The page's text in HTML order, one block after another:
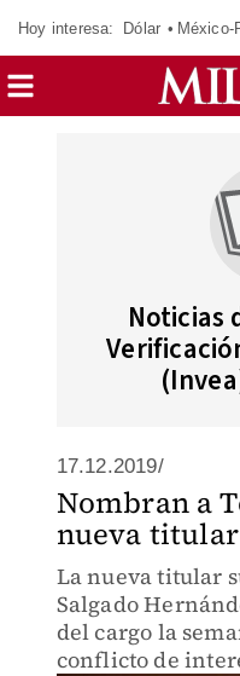
Hoy interesa: Dólar México-
Noticias
17.12.2019/
Nombran a
nueva
La nueva titular
Salgado
del cargo la
conflicto de